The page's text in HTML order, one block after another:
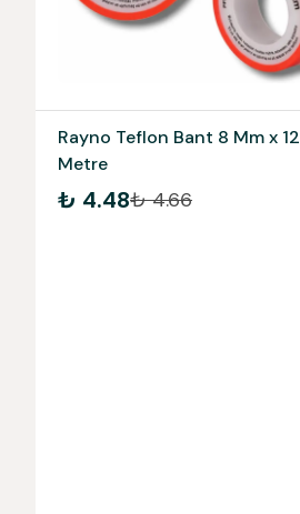
Rayno Teflon Bant 8 Mm x 12
Metre
₺ 4.48₺ 4.66